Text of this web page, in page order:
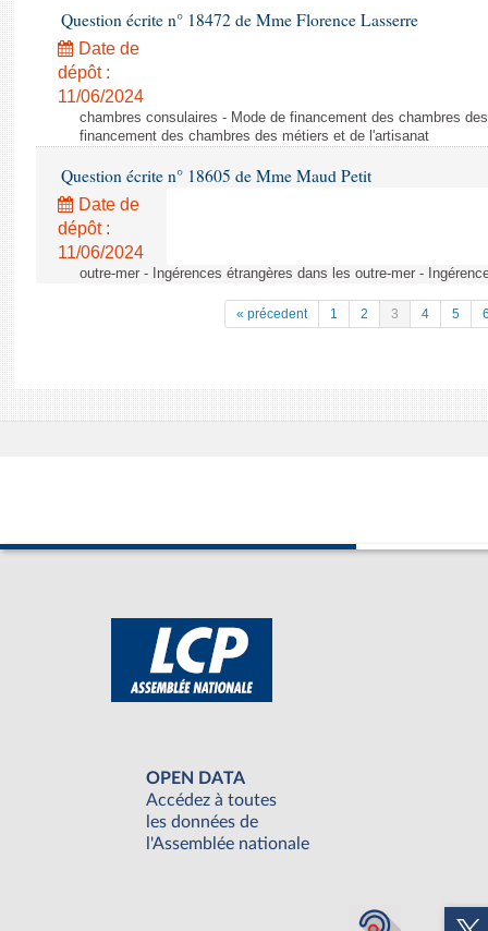
Question écrite n° 18472 de Mme Florence Lasserre
Date de
dépôt :
11/06/2024
chambres consulaires - Mode de financement des chambres
financement des chambres des métiers et de l'artisanat
Question écrite n° 18605 de Mme Maud Petit
Date de
dépôt :
11/06/2024
outre-mer - Ingérences étrangères dans les outre-mer -
« précedent 1 2 3 4 5
OPEN DATA
Accédez à toutes
les données de
l'Assemblée nationale